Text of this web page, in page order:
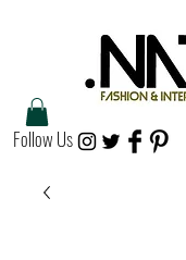
Follow Us